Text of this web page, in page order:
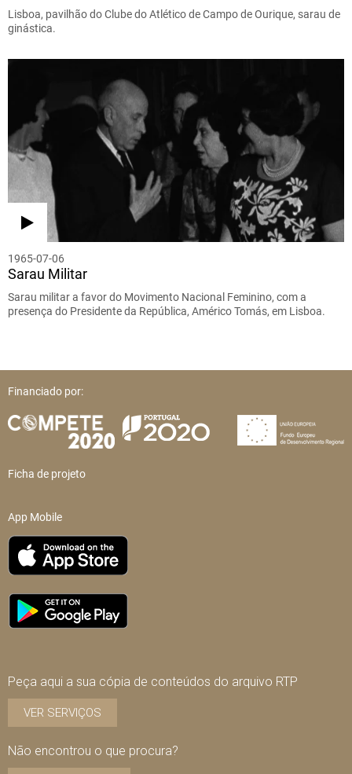
Lisboa, pavilhão do Clube do Atlético de Campo de Ourique, sarau de
ginástica.
1965-07-06
Sarau Militar
Sarau militar a favor do Movimento Nacional Feminino, com a
presença do Presidente da República, Américo Tomás, em Lisboa.
Financiado por:
Ficha de projeto
App Mobile
Peça aqui a sua cópia de conteúdos do arquivo RTP
VER SERVIÇOS
Não encontrou o que procura?